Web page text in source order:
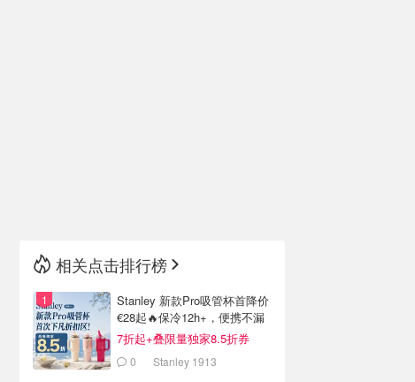
相关点击排行榜
Stanley 新款Pro吸管杯首降价
€28起🔥保冷12h+，便携不漏
水
7折起+叠限量独家8.5折券
0 Stanley 1913